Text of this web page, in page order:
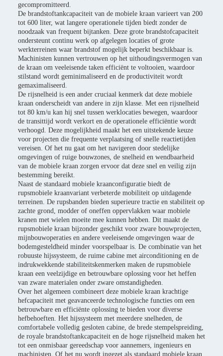
gecompromitteerd.
De brandstoftankcapaciteit van de mobiele kraan varieert van 200
tot 600 liter, wat langere operationele tijden biedt zonder de
noodzaak van frequent bijtanken. Deze grote brandstofcapaciteit
ondersteunt continu werk op afgelegen locaties of grote
werkterreinen waar brandstof mogelijk beperkt beschikbaar is.
Machinisten kunnen vertrouwen op het uithoudingsvermogen van
de kraan om veeleisende taken efficiënt te voltooien, waardoor
stilstand wordt geminimaliseerd en de productiviteit wordt
gemaximaliseerd.
De rijsnelheid is een ander cruciaal kenmerk dat deze mobiele
kraan onderscheidt van andere in zijn klasse. Met een rijsnelheid
tot 80 km/u kan hij snel tussen werklocaties bewegen, waardoor
de transittijd wordt verkort en de operationele efficiëntie wordt
verhoogd. Deze mogelijkheid maakt het een uitstekende keuze
voor projecten die frequente verplaatsing of snelle reactietijden
vereisen. Of het nu gaat om het navigeren door stedelijke
omgevingen of ruige bouwzones, de snelheid en wendbaarheid
van de mobiele kraan zorgen ervoor dat deze snel en veilig zijn
bestemming bereikt.
Naast de standaard mobiele kraanconfiguratie biedt de
rupsmobiele kraanvariant verbeterde mobiliteit op uitdagende
terreinen. De rupsbanden bieden superieure tractie en stabiliteit op
zachte grond, modder of oneffen oppervlakken waar mobiele
kranen met wielen moeite mee kunnen hebben. Dit maakt de
rupsmobiele kraan bijzonder geschikt voor zware bouwprojecten,
mijnbouwoperaties en andere veeleisende omgevingen waar de
bodemgesteldheid minder voorspelbaar is. De combinatie van het
robuuste hijssysteem, de ruime cabine met airconditioning en de
indrukwekkende stabiliteitskenmerken maken de rupsmobiele
kraan een veelzijdige en betrouwbare oplossing voor het heffen
van zware materialen onder zware omstandigheden.
Over het algemeen combineert deze mobiele kraan krachtige
hefcapaciteit met geavanceerde technologische functies om een
betrouwbare en efficiënte oplossing te bieden voor diverse
hefbehoeften. Het hijssysteem met meerdere snelheden, de
comfortabele volledig gesloten cabine, de brede stempelspreiding,
de royale brandstoftankcapaciteit en de hoge rijsnelheid maken het
tot een onmisbaar gereedschap voor aannemers, ingenieurs en
machinisten. Of het nu wordt ingezet als standaard mobiele kraan